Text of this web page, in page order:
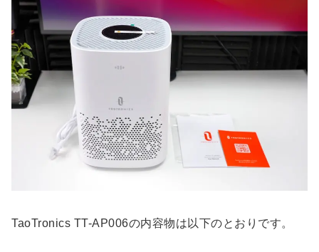
TaoTronics TT-AP006の内容物は以下のとおりです。